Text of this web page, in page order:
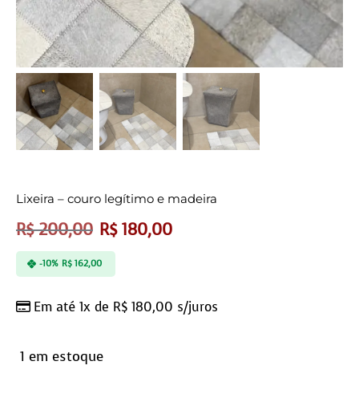
Lixeira – couro legítimo e madeira
R$200,00 R$180,00
Em até 1x de R$ 180,00 s/juros
-10% R$162,00
1 em estoque